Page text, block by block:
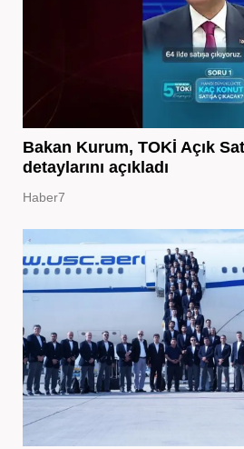
Bakan Kurum, TOKİ Açık
detaylarını açıkladı
Haber7